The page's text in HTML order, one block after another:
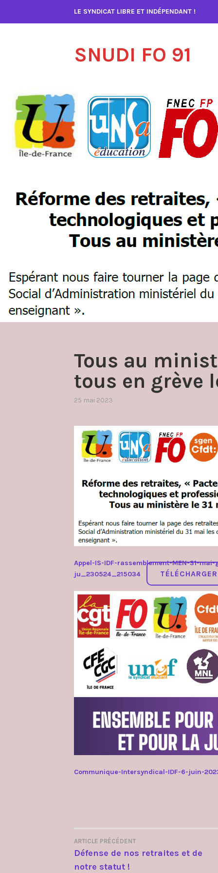
LE SYNDICAT LIBRE ET INDÉPENDANT !
SNUDI FO 91
Tous au
tous en grève
25 mai 2023
grèves
manifestations
Appel-IS-IDF-rassemblement-MEN-31-mai-
ju_230524_215034
TÉLÉCHARGER
Communique-Intersyndical-IDF-6-juin-
NAVIGATION
ARTICLE PRÉCÉDENT
Défense de nos retraites et de
notre statut !